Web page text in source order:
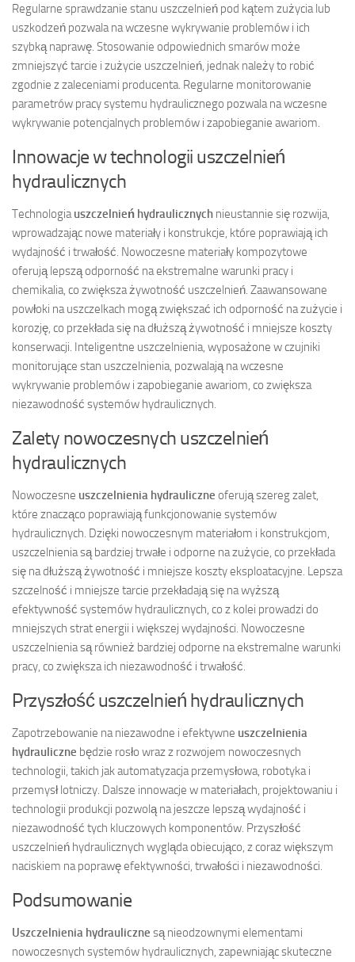
Regularne sprawdzanie stanu uszczelnień pod kątem zużycia lub
uszkodzeń pozwala na wczesne wykrywanie problemów i ich
szybką naprawę. Stosowanie odpowiednich smarów może
zmniejszyć tarcie i zużycie uszczelnień, jednak należy to robić
zgodnie z zaleceniami producenta. Regularne monitorowanie
parametrów pracy systemu hydraulicznego pozwala na wczesne
wykrywanie potencjalnych problemów i zapobieganie awariom.
Innowacje w technologii uszczelnień
hydraulicznych
Technologiauszczelnień hydraulicznych nieustannie się rozwija,
wprowadzając nowe materiały i konstrukcje, które poprawiają ich
wydajność i trwałość. Nowoczesne materiały kompozytowe
oferują lepszą odporność na ekstremalne warunki pracy i
chemikalia, co zwiększa żywotność uszczelnień. Zaawansowane
powłoki na uszczelkach mogą zwiększać ich odporność na zużycie i
korozję, co przekłada się na dłuższą żywotność i mniejsze koszty
konserwacji. Inteligentne uszczelnienia, wyposażone w czujniki
monitorujące stan uszczelnienia, pozwalają na wczesne
wykrywanie problemów i zapobieganie awariom, co zwiększa
niezawodność systemów hydraulicznych.
Zalety nowoczesnych uszczelnień
hydraulicznych
Nowoczesne uszczelnienia hydrauliczne oferują szereg zalet,
które znacząco poprawiają funkcjonowanie systemów
hydraulicznych. Dzięki nowoczesnym materiałom i konstrukcjom,
uszczelnienia są bardziej trwałe i odporne na zużycie, co przekłada
się na dłuższą żywotność i mniejsze koszty eksploatacyjne. Lepsza
szczelność i mniejsze tarcie przekładają się na wyższą
efektywność systemów hydraulicznych, co z kolei prowadzi do
mniejszych strat energii i większej wydajności. Nowoczesne
uszczelnienia są również bardziej odporne na ekstremalne warunki
pracy, co zwiększa ich niezawodność i trwałość.
Przyszłość uszczelnień hydraulicznych
Zapotrzebowanie na niezawodne i efektywne uszczelnienia
hydrauliczne będzie rosło wraz z rozwojem nowoczesnych
technologii, takich jak automatyzacja przemysłowa, robotyka i
przemysł lotniczy. Dalsze innowacje w materiałach, projektowaniu i
technologii produkcji pozwolą na jeszcze lepszą wydajność i
niezawodność tych kluczowych komponentów. Przyszłość
uszczelnień hydraulicznych wygląda obiecująco, z coraz większym
naciskiem na poprawę efektywności, trwałości i niezawodności.
Podsumowanie
Uszczelnienia hydrauliczne są nieodzownymi elementami
nowoczesnych systemów hydraulicznych, zapewniając skuteczne